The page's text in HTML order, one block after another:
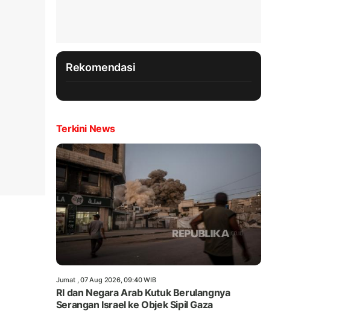
Rekomendasi
Terkini News
Jumat , 07 Aug 2026, 09:40 WIB
RI dan Negara Arab Kutuk Berulangnya
Serangan Israel ke Objek Sipil Gaza